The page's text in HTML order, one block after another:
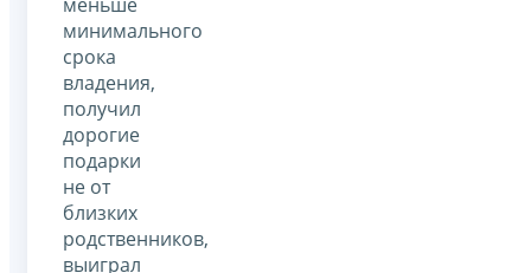
минимального
срока
владения,
получил
дорогие
подарки
не от
близких
родственников,
выиграл